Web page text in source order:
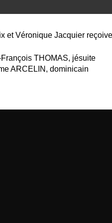
et Véronique Jacquier
THOMAS, jésuite
ARCELIN, dominicain